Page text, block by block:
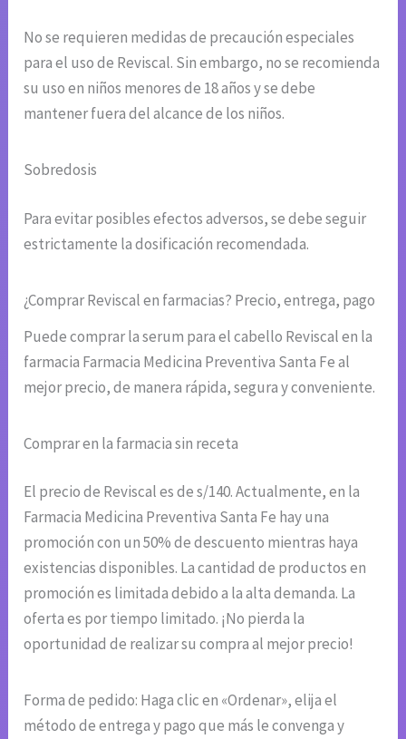
No se requieren medidas de precaución especiales
para el uso de Reviscal. Sin embargo, no se recomienda
su uso en niños menores de 18 años y se debe
mantener fuera del alcance de los niños.
Sobredosis
Para evitar posibles efectos adversos, se debe seguir
estrictamente la dosificación recomendada.
¿Comprar Reviscal en farmacias? Precio, entrega, pago
Puede comprar la serum para el cabello Reviscal en la
farmacia Farmacia Medicina Preventiva Santa Fe al
mejor precio, de manera rápida, segura y conveniente.
Comprar en la farmacia sin receta
El precio de Reviscal es de s/140. Actualmente, en la
Farmacia Medicina Preventiva Santa Fe hay una
promoción con un 50% de descuento mientras haya
existencias disponibles. La cantidad de productos en
promoción es limitada debido a la alta demanda. La
oferta es por tiempo limitado. ¡No pierda la
oportunidad de realizar su compra al mejor precio!
Forma de pedido: Haga clic en «Ordenar», elija el
método de entrega y pago que más le convenga y